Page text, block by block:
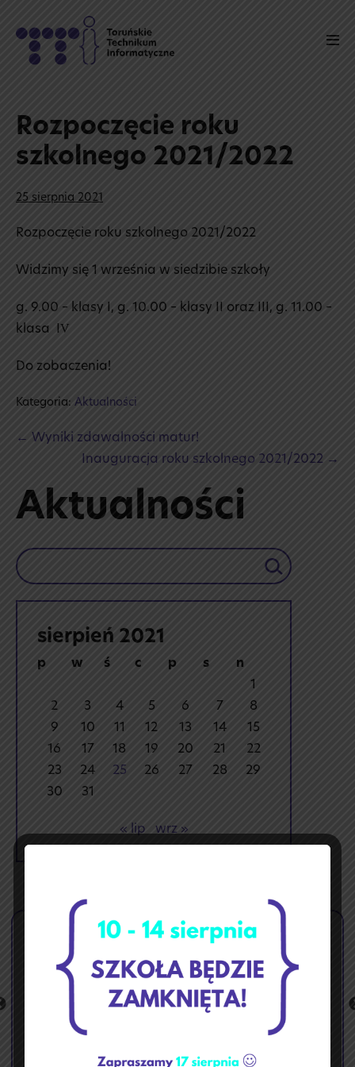
content
Aktualności
Szukaj
sierpień 2021
p w ś c p s
n
1
2
3 4 5 6 7
8
9
10 11 12 13 14
15
16
17 18 19 20 21
22
23
24 25 26 27 28
29
30
31
« lip wrz »
Rozpoczęcie roku
szkolnego 2021/2022
25 sierpnia 2021
Rozpoczęcie roku szkolnego 2021/2022
Widzimy się 1 września w siedzibie szkoły
g. 9.00 – klasy I, g. 10.00 – klasy II oraz III, g. 11.00 –
klasa IV
Do zobaczenia!
Kategoria: Aktualności
Post
← Wyniki zdawalności matur!
Inauguracja roku szkolnego 2021/2022 →
🏝️ Przerwa wakacyjna ☀️